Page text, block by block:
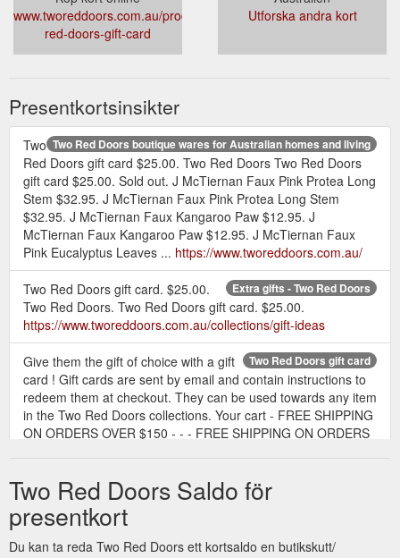
www.tworeddoors.com.au/products/two-
red-doors-gift-card
Utforska andra kort
Presentkortsinsikter
Two Red Doors boutique wares for Australian homes and living
Two
Red Doors gift card $25.00. Two Red Doors Two Red Doors
gift card $25.00. Sold out. J McTiernan Faux Pink Protea Long
Stem $32.95. J McTiernan Faux Pink Protea Long Stem
$32.95. J McTiernan Faux Kangaroo Paw $12.95. J
McTiernan Faux Kangaroo Paw $12.95. J McTiernan Faux
Pink Eucalyptus Leaves ... https://www.tworeddoors.com.au/
Extra gifts - Two Red Doors
Two Red Doors gift card. $25.00.
Two Red Doors. Two Red Doors gift card. $25.00.
https://www.tworeddoors.com.au/collections/gift-ideas
Two Red Doors gift card
Give them the gift of choice with a gift
card ! Gift cards are sent by email and contain instructions to
redeem them at checkout. They can be used towards any item
in the Two Red Doors collections. Your cart - FREE SHIPPING
ON ORDERS OVER $150 - - - FREE SHIPPING ON ORDERS
card
Two Red Doors Saldo för
presentkort
Du kan ta reda Two Red Doors ett kortsaldo en butikskutt/